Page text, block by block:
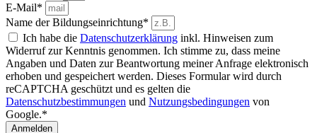
E-Mail*
Name der Bildungseinrichtung*
Ich habe die Datenschutzerklärung inkl. Hinweisen zum
Widerruf zur Kenntnis genommen. Ich stimme zu, dass meine
Angaben und Daten zur Beantwortung meiner Anfrage elektronisch
erhoben und gespeichert werden. Dieses Formular wird durch
reCAPTCHA geschützt und es gelten die
Datenschutzbestimmungen und Nutzungsbedingungen von
Google.*
Anmelden